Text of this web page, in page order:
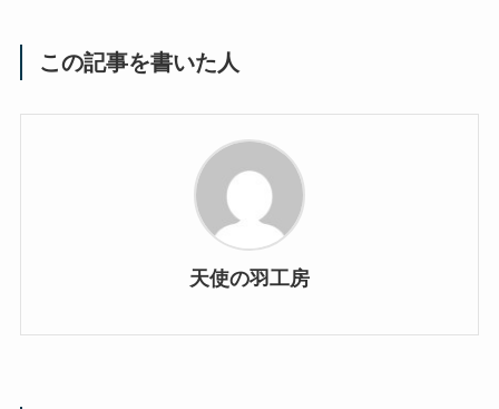
この記事を書いた人
天使の羽工房